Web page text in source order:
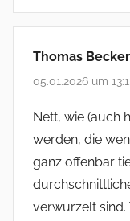
Thomas Becker
05.01.2026 um
Nett, wie (auch
werden, die
ganz offenbar
verwurzelt